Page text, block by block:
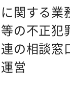
関する業
の不正犯
の相談窓
営